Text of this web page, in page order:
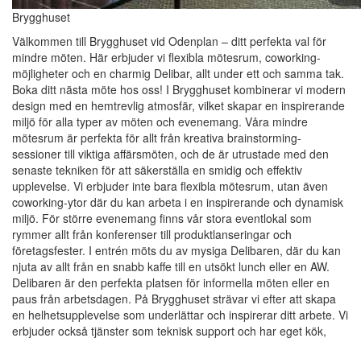
Brygghuset
Välkommen till Brygghuset vid Odenplan – ditt perfekta val för
mindre möten. Här erbjuder vi flexibla mötesrum, coworking-
möjligheter och en charmig Delibar, allt under ett och samma tak.
Boka ditt nästa möte hos oss! I Brygghuset kombinerar vi modern
design med en hemtrevlig atmosfär, vilket skapar en inspirerande
miljö för alla typer av möten och evenemang. Våra mindre
mötesrum är perfekta för allt från kreativa brainstorming-
sessioner till viktiga affärsmöten, och de är utrustade med den
senaste tekniken för att säkerställa en smidig och effektiv
upplevelse. Vi erbjuder inte bara flexibla mötesrum, utan även
coworking-ytor där du kan arbeta i en inspirerande och dynamisk
miljö. För större evenemang finns vår stora eventlokal som
rymmer allt från konferenser till produktlanseringar och
företagsfester. I entrén möts du av mysiga Delibaren, där du kan
njuta av allt från en snabb kaffe till en utsökt lunch eller en AW.
Delibaren är den perfekta platsen för informella möten eller en
paus från arbetsdagen. På Brygghuset strävar vi efter att skapa
en helhetsupplevelse som underlättar och inspirerar ditt arbete. Vi
erbjuder också tjänster som teknisk support och har eget kök,